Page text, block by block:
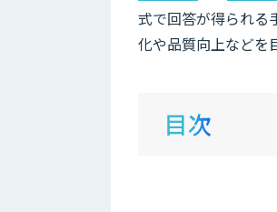
式で回答が得られる
化や品質向上などを
目次